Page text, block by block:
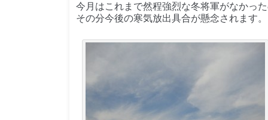
今月はこれまで然程強烈な冬将軍がなかっ
その分今後の寒気放出具合が懸念されます。